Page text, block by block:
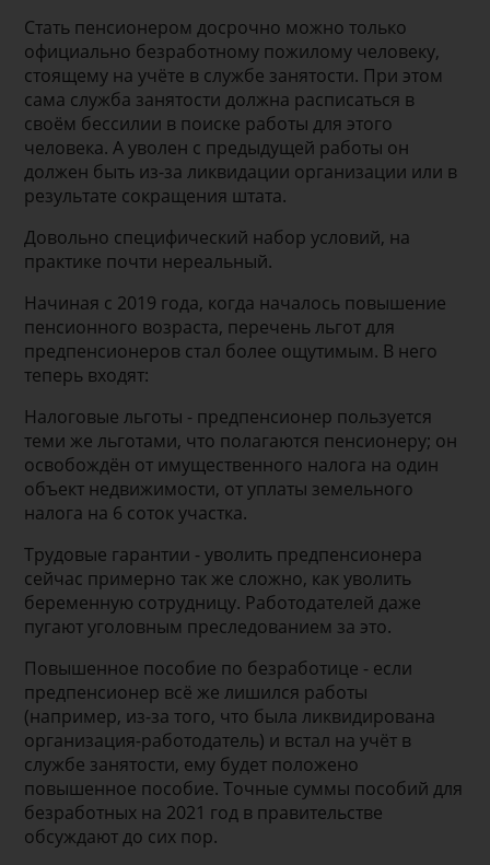
Стать пенсионером досрочно можно только
официально безработному пожилому человеку,
стоящему на учёте в службе занятости. При этом
сама служба занятости должна расписаться в
своём бессилии в поиске работы для этого
человека. А уволен с предыдущей работы он
должен быть из-за ликвидации организации или в
результате сокращения штата.
Довольно специфический набор условий, на
практике почти нереальный.
Начиная с 2019 года, когда началось повышение
пенсионного возраста, перечень льгот для
предпенсионеров стал более ощутимым. В него
теперь входят:
Налоговые льготы - предпенсионер пользуется
теми же льготами, что полагаются пенсионеру; он
освобождён от имущественного налога на один
объект недвижимости, от уплаты земельного
налога на 6 соток участка.
Трудовые гарантии - уволить предпенсионера
сейчас примерно так же сложно, как уволить
беременную сотрудницу. Работодателей даже
пугают уголовным преследованием за это.
Повышенное пособие по безработице - если
предпенсионер всё же лишился работы
(например, из-за того, что была ликвидирована
организация-работодатель) и встал на учёт в
службе занятости, ему будет положено
повышенное пособие. Точные суммы пособий для
безработных на 2021 год в правительстве
обсуждают до сих пор.